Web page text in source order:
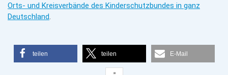
Orts- und Kreisverbände des Kinderschutzbundes in ganz
Deutschland.
teilen teilen E-Mail